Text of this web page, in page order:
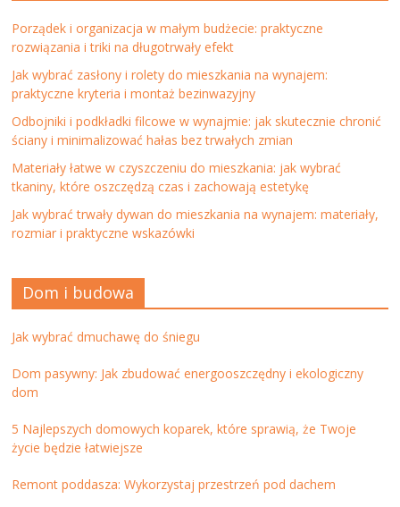
Porządek i organizacja w małym budżecie: praktyczne
rozwiązania i triki na długotrwały efekt
Jak wybrać zasłony i rolety do mieszkania na wynajem:
praktyczne kryteria i montaż bezinwazyjny
Odbojniki i podkładki filcowe w wynajmie: jak skutecznie chronić
ściany i minimalizować hałas bez trwałych zmian
Materiały łatwe w czyszczeniu do mieszkania: jak wybrać
tkaniny, które oszczędzą czas i zachowają estetykę
Jak wybrać trwały dywan do mieszkania na wynajem: materiały,
rozmiar i praktyczne wskazówki
Dom i budowa
Jak wybrać dmuchawę do śniegu
Dom pasywny: Jak zbudować energooszczędny i ekologiczny
dom
5 Najlepszych domowych koparek, które sprawią, że Twoje
życie będzie łatwiejsze
Remont poddasza: Wykorzystaj przestrzeń pod dachem